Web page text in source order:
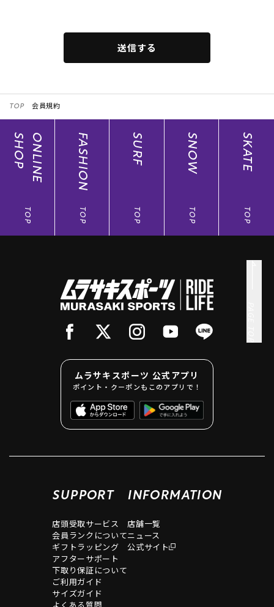
2. 入会金・年会費は無料です。
3. 会員資格及び特典は発行された本人のみに有効で、他人
本サービスはムラサキスポーツ、THE SUNS、ムラサキスポ
ーツanother style、RIDERS FACT、SURFGARDEN、
及び、オンラインストアで共通してご利用いただけます。
但し、一部ご利用いただけない店舗がございます。本サー
ビスご利用ショップについては、当社コーポレートサイト
https://www.murasaki.co.jp/ )でご確認ください。
1. ポイント付与 （ポイント加算）
② 店舗での商品購入の際に、ご精算前に、レジにてアプリ
に表示されたバーコードをご提示ください。アプリバーコ
ードのご提示がない場合やレジ精算後のアプリ提示では、
さい。また、ポイントの後日付与はいたしかねますのでご
尚、携帯端末の不具合や通信障害によりアプリが稼働しな
い場合は、会計時、店頭にてその旨をお知らせいただくこ
とによりポイントの付与は可能です。
④ オンラインストアでのお買上ポイントは、システム処理
上、更新に一定時間を有します。あらかじめご了承くださ
ストアでは付与されるポイント数に相違が生じる場合がご
・クーポンご利用時
にご購入いただいた場合、付与ポイントを計算するための
各商品の金額は、ご購入総額を基に当社独自の計算方法
（按分計算）により算出いたします。この算出された価格
に対してポイントが付与されます。
⑥ オンラインサイトご利用時、注文時点ではポイント付
与・ランクアップの反映はされません。商品出荷時に、ご
購入金額分のポイント付与・ランクアップ反映となりま
送信する
TOP 会員規約
ONLINE
SHOP
TOP
FASHION
TOP
SURF
TOP
SNOW
TOP
SKATE
TOP
ムラサキスポーツ 公式アプリ
ポイント・クーポンもこのアプリで！
SUPPORT
店頭受取サービス
会員ランクについて
ギフトラッピング
アフターサポート
下取り保証について
ご利用ガイド
サイズガイド
INFORMATION
店舗一覧
ニュース
公式サイト